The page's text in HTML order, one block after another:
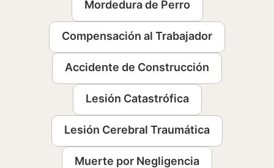
Mordedura de Perro
Compensación al Trabajador
Accidente de Construcción
Lesión Catastrófica
Lesión Cerebral Traumática
Muerte por Negligencia